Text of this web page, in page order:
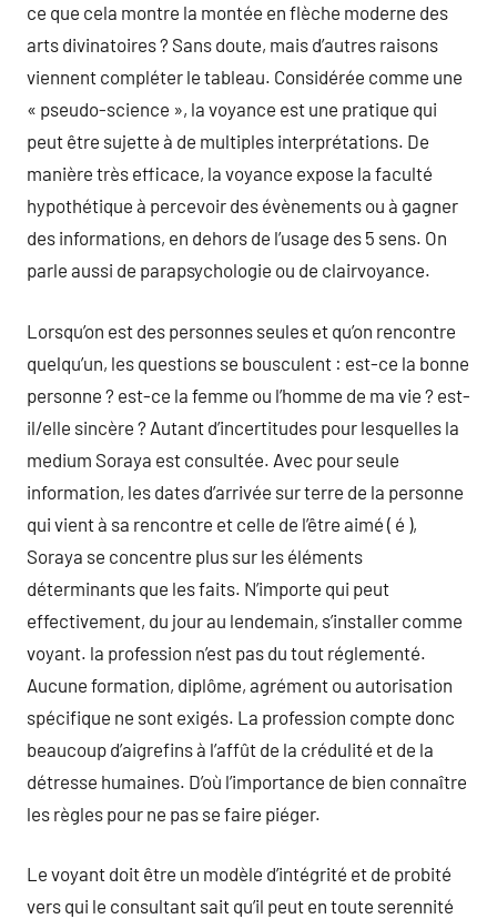
ce que cela montre la montée en flèche moderne des
arts divinatoires ? Sans doute, mais d’autres raisons
viennent compléter le tableau. Considérée comme une
« pseudo-science », la voyance est une pratique qui
peut être sujette à de multiples interprétations. De
manière très efficace, la voyance expose la faculté
hypothétique à percevoir des évènements ou à gagner
des informations, en dehors de l’usage des 5 sens. On
parle aussi de parapsychologie ou de clairvoyance.
Lorsqu’on est des personnes seules et qu’on rencontre
quelqu’un, les questions se bousculent : est-ce la bonne
personne ? est-ce la femme ou l’homme de ma vie ? est-
il/elle sincère ? Autant d’incertitudes pour lesquelles la
medium Soraya est consultée. Avec pour seule
information, les dates d’arrivée sur terre de la personne
qui vient à sa rencontre et celle de l’être aimé ( é ),
Soraya se concentre plus sur les éléments
déterminants que les faits. N’importe qui peut
effectivement, du jour au lendemain, s’installer comme
voyant. la profession n’est pas du tout réglementé.
Aucune formation, diplôme, agrément ou autorisation
spécifique ne sont exigés. La profession compte donc
beaucoup d’aigrefins à l’affût de la crédulité et de la
détresse humaines. D’où l’importance de bien connaître
les règles pour ne pas se faire piéger.
Le voyant doit être un modèle d’intégrité et de probité
vers qui le consultant sait qu’il peut en toute serennité